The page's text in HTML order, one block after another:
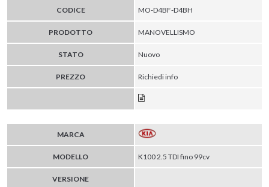
CODICE MO-D4BF-D4BH
PRODOTTO MANOVELLISMO
STATO Nuovo
PREZZO Richiedi info
MARCA
MODELLO K100 2.5 TDI fino 99cv
VERSIONE